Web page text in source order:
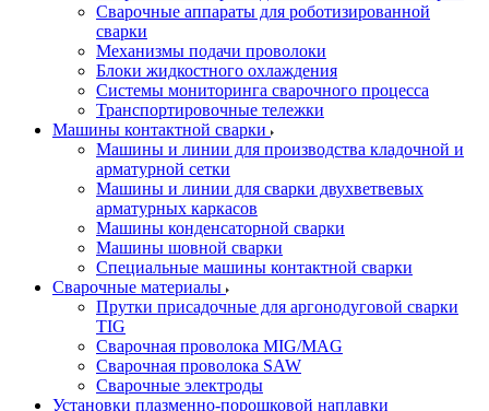
Сварочные аппараты для роботизированной
сварки
Механизмы подачи проволоки
Блоки жидкостного охлаждения
Системы мониторинга сварочного процесса
Транспортировочные тележки
Машины контактной сварки
Машины и линии для производства кладочной и
арматурной сетки
Машины и линии для сварки двухветвевых
арматурных каркасов
Машины конденсаторной сварки
Машины шовной сварки
Специальные машины контактной сварки
Сварочные материалы
Прутки присадочные для аргонодуговой сварки
TIG
Сварочная проволока MIG/MAG
Сварочная проволока SAW
Сварочные электроды
Установки плазменно-порошковой наплавки